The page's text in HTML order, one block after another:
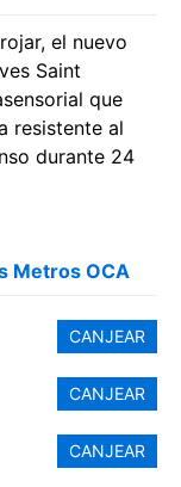
el nuevo
Saint
que
resistente al
durante 24
Metros OCA
CANJEAR
CANJEAR
CANJEAR